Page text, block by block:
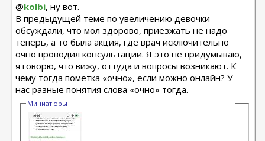
@kolbi, ну вот.
В предыдущей теме по увеличению девочки
обсуждали, что мол здорово, приезжать не надо
теперь, а то была акция, где врач исключительно
очно проводил консультации. Я это не придумываю,
я говорю, что вижу, оттуда и вопросы возникают. К
чему тогда пометка «очно», если можно онлайн? У
нас разные понятия слова «очно» тогда.
Миниатюры